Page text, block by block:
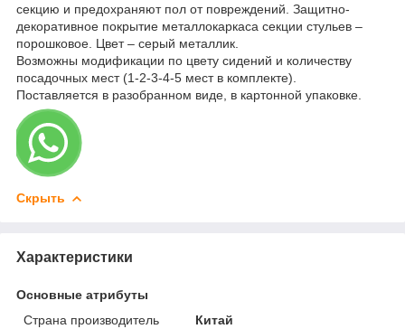
секцию и предохраняют пол от повреждений. Защитно-
декоративное покрытие металлокаркаса секции стульев –
порошковое. Цвет – серый металлик.
Возможны модификации по цвету сидений и количеству
посадочных мест (1-2-3-4-5 мест в комплекте).
Поставляется в разобранном виде, в картонной упаковке.
Скрыть
Характеристики
Основные атрибуты
Страна производитель
Китай